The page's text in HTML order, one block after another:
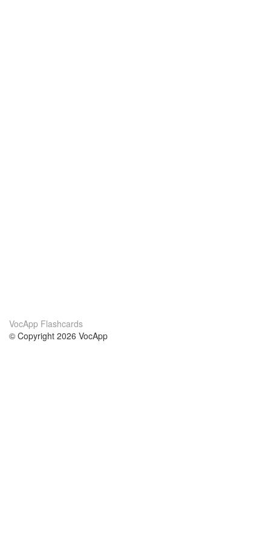
VocApp Flashcards
© Copyright 2026 VocApp